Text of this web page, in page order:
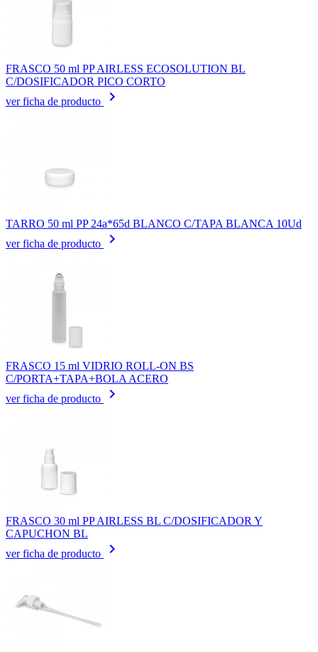
FRASCO 50 ml PP AIRLESS ECOSOLUTION BL
C/DOSIFICADOR PICO CORTO
ver ficha de producto
keyboard_arrow_right
TARRO 50 ml PP 24a*65d BLANCO C/TAPA BLANCA 10Ud
ver ficha de producto
keyboard_arrow_right
FRASCO 15 ml VIDRIO ROLL-ON BS
C/PORTA+TAPA+BOLA ACERO
ver ficha de producto
keyboard_arrow_right
FRASCO 30 ml PP AIRLESS BL C/DOSIFICADOR Y
CAPUCHON BL
ver ficha de producto
keyboard_arrow_right